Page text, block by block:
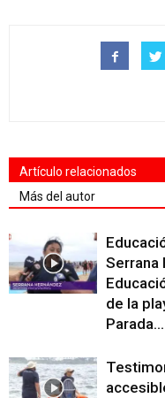
Artículo relacionados
Más del autor
Serrana
de la
Parada...